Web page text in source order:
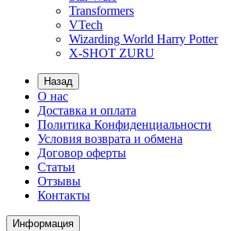
Transformers
VTech
Wizarding World Harry Potter
X-SHOT ZURU
Назад
О нас
Доставка и оплата
Политика Конфиденциальности
Условия возврата и обмена
Договор оферты
Статьи
Отзывы
Контакты
Информация